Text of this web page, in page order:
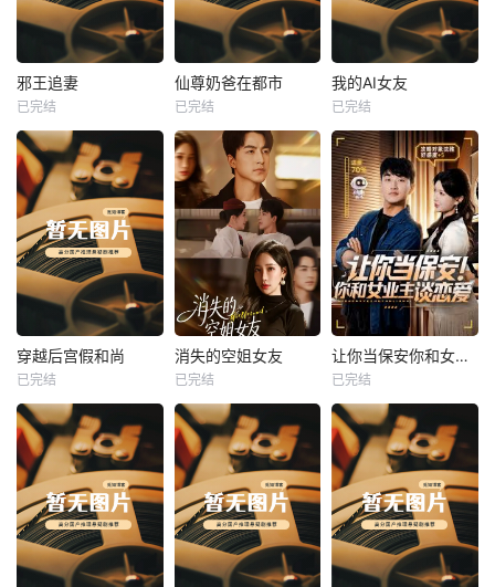
热播
邪王追妻
未知
邪王追妻
已完结
热播
未知
仙尊奶爸在都市
已完结
热播
我的AI女友
未知
我的AI女友
已完结
热播
未知
穿越后宫假和尚
已完结
热播
未知
消失的空姐女友
已完结
热播
未知
让你当保安你和女业主谈恋爱
已完结